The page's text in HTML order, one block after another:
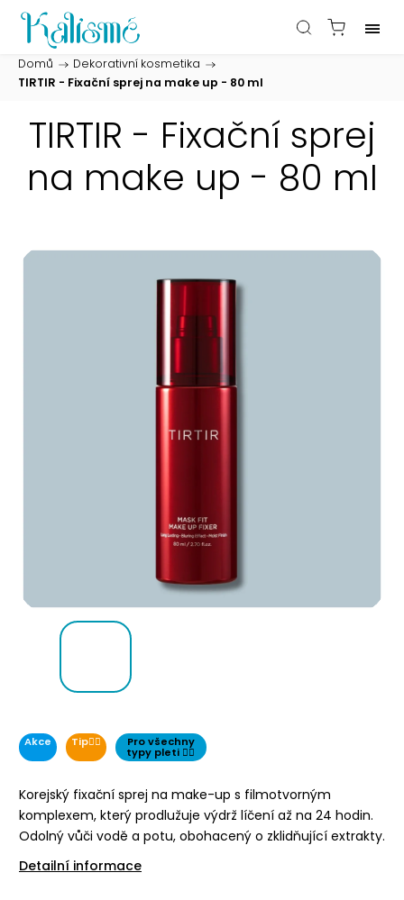
Domů / Dekorativní kosmetika /
TIRTIR - Fixační sprej na make up - 80 mI
TIRTIR - Fixační sprej
na make up - 80 mI
Akce Tip👌🏻 Pro všechny
typy pleti 👌🏻
Korejský fixační sprej na make-up s filmotvorným
komplexem, který prodlužuje výdrž líčení až na 24 hodin.
Odolný vůči vodě a potu, obohacený o zklidňující extrakty.
Detailní informace